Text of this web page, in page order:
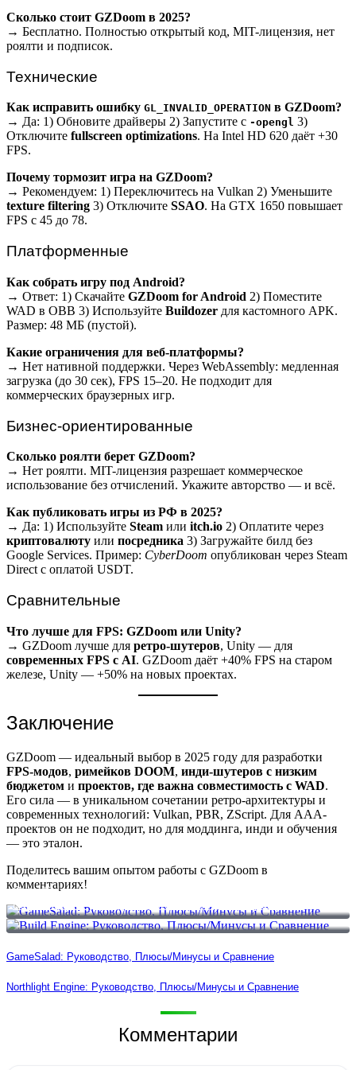
Сколько стоит GZDoom в 2025?
→ Бесплатно. Полностью открытый код, MIT-лицензия, нет
роялти и подписок.
Технические
Как исправить ошибку GL_INVALID_OPERATION в GZDoom?
→ Да: 1) Обновите драйверы 2) Запустите с -opengl 3)
Отключите fullscreen optimizations. На Intel HD 620 даёт +30
FPS.
Почему тормозит игра на GZDoom?
→ Рекомендуем: 1) Переключитесь на Vulkan 2) Уменьшите
texture filtering 3) Отключите SSAO. На GTX 1650 повышает
FPS с 45 до 78.
Платформенные
Как собрать игру под Android?
→ Ответ: 1) Скачайте GZDoom for Android 2) Поместите
WAD в OBB 3) Используйте Buildozer для кастомного APK.
Размер: 48 МБ (пустой).
Какие ограничения для веб-платформы?
→ Нет нативной поддержки. Через WebAssembly: медленная
загрузка (до 30 сек), FPS 15–20. Не подходит для
коммерческих браузерных игр.
Бизнес-ориентированные
Сколько роялти берет GZDoom?
→ Нет роялти. MIT-лицензия разрешает коммерческое
использование без отчислений. Укажите авторство — и всё.
Как публиковать игры из РФ в 2025?
→ Да: 1) Используйте Steam или itch.io 2) Оплатите через
криптовалюту или посредника 3) Загружайте билд без
Google Services. Пример: CyberDoom опубликован через Steam
Direct с оплатой USDT.
Сравнительные
Что лучше для FPS: GZDoom или Unity?
→ GZDoom лучше для ретро-шутеров, Unity — для
современных FPS с AI. GZDoom даёт +40% FPS на старом
железе, Unity — +50% на новых проектах.
Заключение
GZDoom — идеальный выбор в 2025 году для разработки
FPS-модов, римейков DOOM, инди-шутеров с низким
бюджетом и проектов, где важна совместимость с WAD.
Его сила — в уникальном сочетании ретро-архитектуры и
современных технологий: Vulkan, PBR, ZScript. Для AAA-
проектов он не подходит, но для моддинга, инди и обучения
— это эталон.
Поделитесь вашим опытом работы с GZDoom в
комментариях!
GameSalad: Руководство, Плюсы/Минусы и Сравнение
Build Engine: Руководство, Плюсы/Минусы и Сравнение
GameSalad: Руководство, Плюсы/Минусы и Сравнение
Northlight Engine: Руководство, Плюсы/Минусы и Сравнение
Комментарии